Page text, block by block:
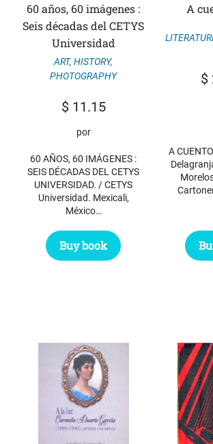
60 años, 60 imágenes :
Seis décadas del CETYS
Universidad
ART, HISTORY,
PHOTOGRAPHY
$11.15
por
60 AÑOS, 60 IMÁGENES :
SEIS DÉCADAS DEL CETYS
UNIVERSIDAD. / CETYS
Universidad. Mexicali,
México…
Buy book
A
$
A